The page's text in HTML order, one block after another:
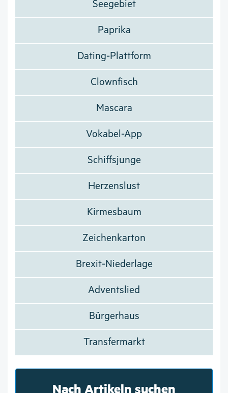
Seegebiet
Paprika
Dating-Plattform
Clownfisch
Mascara
Vokabel-App
Schiffsjunge
Herzenslust
Kirmesbaum
Zeichenkarton
Brexit-Niederlage
Adventslied
Bürgerhaus
Transfermarkt
Nach Artikeln suchen